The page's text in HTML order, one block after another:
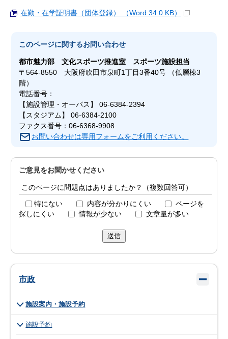
在勤・在学証明書（団体登録） （Word 34.0 KB）
このページに関するお問い合わせ
都市魅力部文化スポーツ推進室 スポーツ施設担当
〒564-8550 大阪府吹田市泉町1丁目3番40号 （低層棟3
階）
電話番号：
【施設管理・オーパス】 06-6384-2394
【スタジアム】 06-6384-2100
ファクス番号：06-6368-9908
お問い合わせは専用フォームをご利用ください。
ご意見をお聞かせください
このページに問題点はありましたか？（複数回答可）
特にない 内容が分かりにくい
ページを
探しにくい
情報が少ない 文章量が多い
送信
市政
施設案内・施設予約
施設予約